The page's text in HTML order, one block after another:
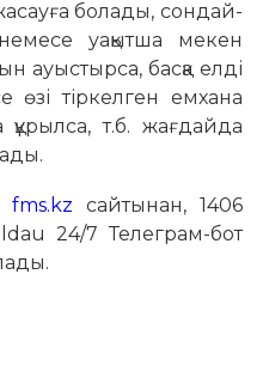
болады, сондай-
уақытша мекен
ауыстырса, басқа елді
тіркелген емхана
құрылса, т.б. жағдайда
fms.kz сайтынан, 1406
24/7 Телеграм-бот